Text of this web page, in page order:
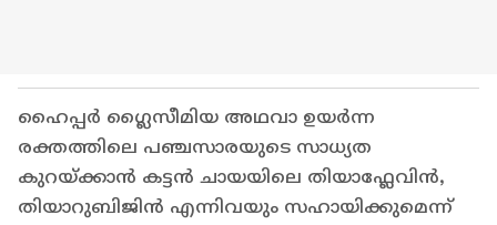
ഹൈപ്പർ ഗ്ലൈസീമിയ അഥവാ ഉയർന്ന
രക്തത്തിലെ പഞ്ചസാരയുടെ സാധ്യത
കുറയ്ക്കാൻ കട്ടൻ ചായയിലെ തിയാഫ്ലേവിൻ,
തിയാറുബിജിൻ എന്നിവയും സഹായിക്കുമെന്ന്